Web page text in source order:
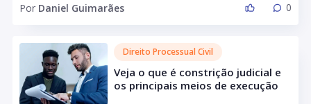
Por Daniel Guimarães 0
Direito Processual Civil
Veja o que é constrição judicial e
os principais meios de execução